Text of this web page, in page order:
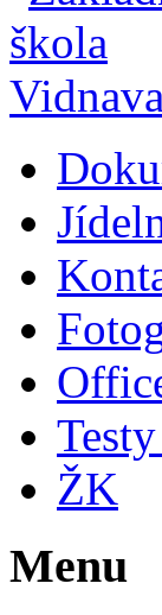
ŽK
Menu